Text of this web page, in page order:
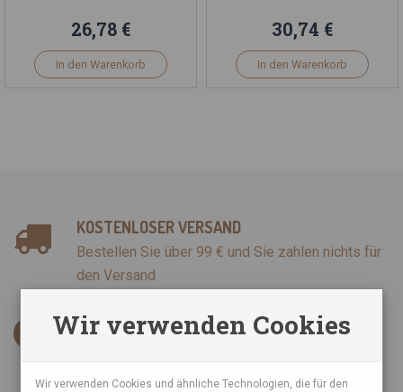
26,78 €
In den Warenkorb
30,74 €
In den Warenkorb
KOSTENLOSER VERSAND
Bestellen Sie über 99 € und Sie zahlen nichts für
den Versand
INFORMATIONEN
Datenschutzrichtlinie
Wir verwenden Cookies
Wir verwenden Cookies und ähnliche Technologien, die für den